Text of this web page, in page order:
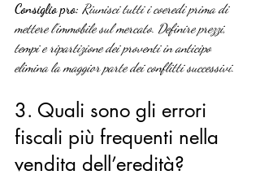
Consiglio pro: Riunisci tutti i coeredi prima di
mettere l’immobile sul mercato. Definire prezzi,
tempi e ripartizione dei proventi in anticipo
elimina la maggior parte dei conflitti successivi.
3. Quali sono gli errori
fiscali più frequenti nella
vendita dell’eredità?